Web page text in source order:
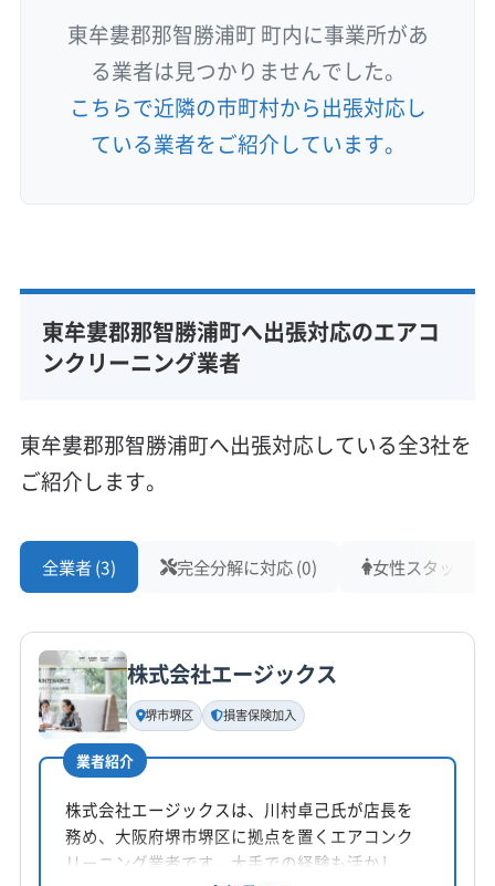
東牟婁郡那智勝浦町 町内に事業所があ
る業者は見つかりませんでした。
こちらで近隣の市町村から出張対応し
ている業者をご紹介しています。
東牟婁郡那智勝浦町へ出張対応のエアコ
ンクリーニング業者
東牟婁郡那智勝浦町へ出張対応している全3社を
ご紹介します。
全業者 (3) 完全分解に対応 (0) 女性スタッフ在
株式会社エージックス
堺市堺区 損害保険加入
業者紹介
株式会社エージックスは、川村卓己氏が店長を
務め、大阪府堺市堺区に拠点を置くエアコンク
リーニング業者です。大手での経験も活かし、